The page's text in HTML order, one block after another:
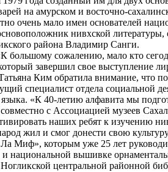
на амурском и восточно-
очень мало имен основателей
нивхской литературы,
района Владимир Санги.
сожалению, мало кто
завершил свое выступление
Ким обратила внимание, что
специалист отдела социальной
«К 40-летию алфавита мы
с Ассоциацией музеев
наших ребят к изучению
жил и смог донести свою
Миф», которым уже 25 лет
и национальной вышивке
центральной районной